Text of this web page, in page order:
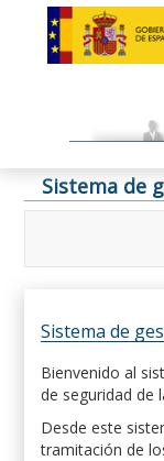
Sistema de
Sistema de
Bienvenido al
de seguridad de
Desde este
tramitación de